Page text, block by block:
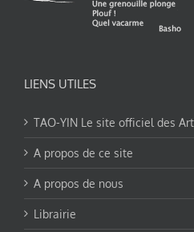
LIENS UTILES
TAO-YIN Le site officiel des
A propos de ce site
A propos de nous
Librairie